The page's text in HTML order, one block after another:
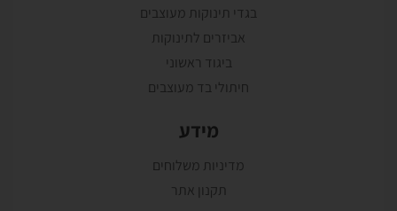
בגדי תינוקות מעוצבים
אביזרים לתינוקות
ביגוד ראשוני
חיתולי בד מעוצבים
מידע
מדיניות משלוחים
תקנון אתר